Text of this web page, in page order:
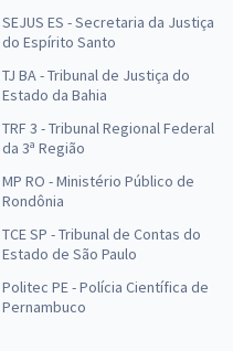
SEJUS ES - Secretaria da Justiça
do Espírito Santo
TJ BA - Tribunal de Justiça do
Estado da Bahia
TRF 3 - Tribunal Regional Federal
da 3ª Região
MP RO - Ministério Público de
Rondônia
TCE SP - Tribunal de Contas do
Estado de São Paulo
Politec PE - Polícia Científica de
Pernambuco